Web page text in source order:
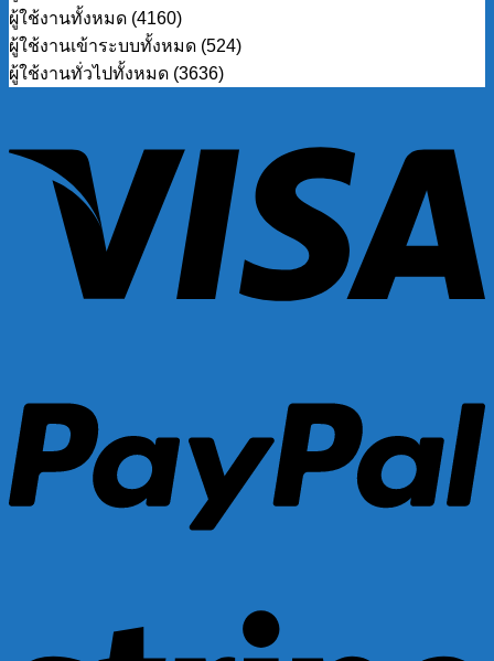
ผู้ใช้งานทั้งหมด (4160)
ผู้ใช้งานเข้าระบบทั้งหมด (524)
ผู้ใช้งานทั่วไปทั้งหมด (3636)